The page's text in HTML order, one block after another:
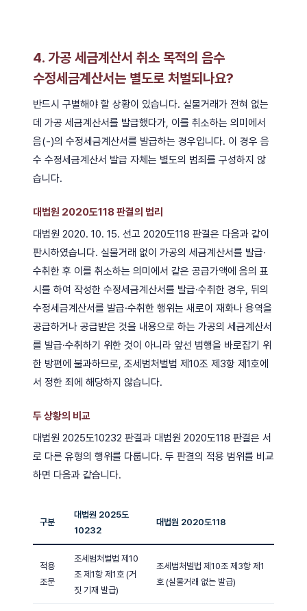
4. 가공 세금계산서 취소 목적의 음수
수정세금계산서는 별도로 처벌되나요?
반드시 구별해야 할 상황이 있습니다. 실물거래가 전혀 없는
데 가공 세금계산서를 발급했다가, 이를 취소하는 의미에서
음(-)의 수정세금계산서를 발급하는 경우입니다. 이 경우 음
수 수정세금계산서 발급 자체는 별도의 범죄를 구성하지 않
습니다.
대법원 2020도118 판결의 법리
대법원 2020. 10. 15. 선고 2020도118 판결은 다음과 같이
판시하였습니다. 실물거래 없이 가공의 세금계산서를 발급·
수취한 후 이를 취소하는 의미에서 같은 공급가액에 음의 표
시를 하여 작성한 수정세금계산서를 발급·수취한 경우, 뒤의
수정세금계산서를 발급·수취한 행위는 새로이 재화나 용역을
공급하거나 공급받은 것을 내용으로 하는 가공의 세금계산서
를 발급·수취하기 위한 것이 아니라 앞선 범행을 바로잡기 위
한 방편에 불과하므로, 조세범처벌법 제10조 제3항 제1호에
서 정한 죄에 해당하지 않습니다.
두 상황의 비교
대법원 2025도10232 판결과 대법원 2020도118 판결은 서
로 다른 유형의 행위를 다룹니다. 두 판결의 적용 범위를 비교
하면 다음과 같습니다.
구분
대법원 2025도
10232
대법원 2020도118
적용
조문
조세범처벌법 제10
조 제1항 제1호 (거
짓 기재 발급)
조세범처벌법 제10조 제3항 제1
호 (실물거래 없는 발급)